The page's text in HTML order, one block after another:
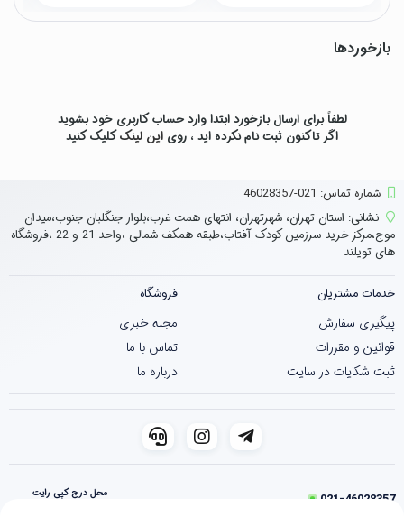
بازخوردها
لطفاً برای ارسال بازخورد ابتدا وارد حساب کاربری خود بشوید
اگر تاکنون ثبت نام نکرده اید ، روی این لینککلیک کنید
شماره تماس‌: 021-46028357
نشانی: استان تهران، شهرتهران، انتهای همت غرب،بلوار جنگلبان جنوب،میدان
موج،مرکز خرید سرزمین کودک آفتاب،طبقه همکف شمالی ،واحد 21 و 22 ،فروشگاه
های تویلند
خدمات مشتریان
پیگیری سفارش
قوانین و مقررات
ثبت شکایات در سایت
فروشگاه
مجله خبری
تماس با ما
درباره ما
021-46028357
محل درج کپی رایت